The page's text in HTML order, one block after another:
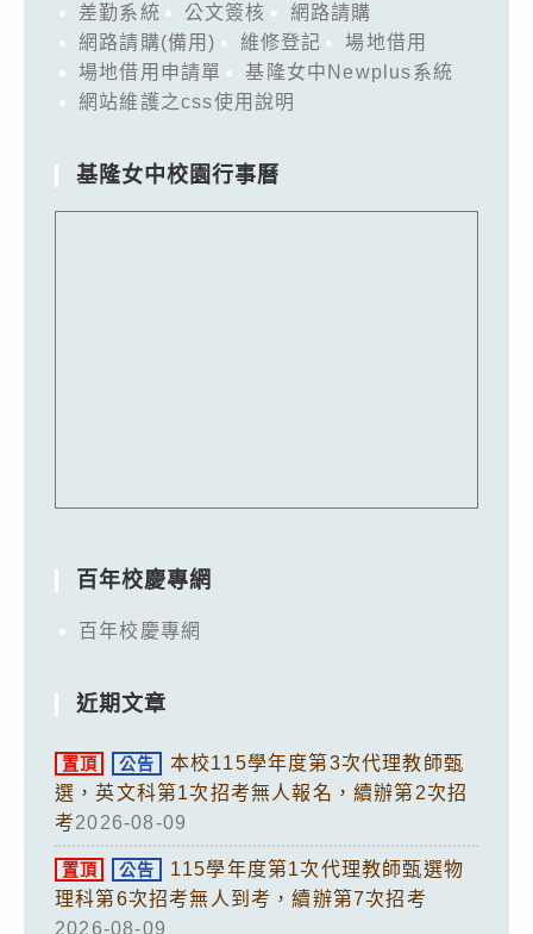
差勤系統 公文簽核
網路請購
網路請購(備用)
維修登記
場地借用
場地借用申請單
基隆女中Newplus系統
網站維護之css使用說明
基隆女中校園行事曆
百年校慶專網
百年校慶專網
近期文章
置頂 公告
本校115學年度第3次代理教師甄
選，英文科第1次招考無人報名，續辦第2次招
考2026-08-09
置頂 公告
115學年度第1次代理教師甄選物
理科第6次招考無人到考，續辦第7次招考
2026-08-09